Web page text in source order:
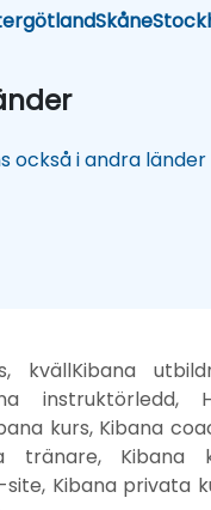
Skåne
också i andra länder
kvällKibana
instruktörledd,
kurs, Kibana
tränare, Kibana
Kibana privata